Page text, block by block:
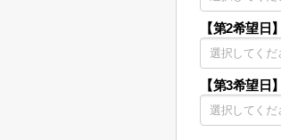
【第2希望日】
【第3希望日】